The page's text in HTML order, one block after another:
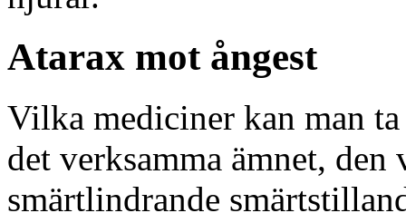
Atarax mot ångest
Vilka mediciner kan man
det verksamma ämnet, den
smärtlindrande